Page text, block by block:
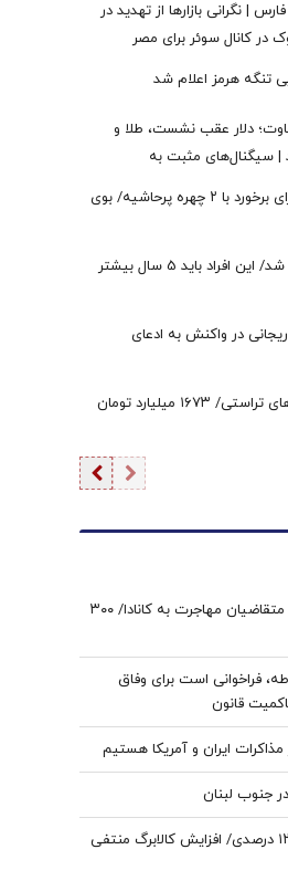
| نگرانی بازارها از تهدید در
در کانال سوئر برای مصر
تنگه هرمز اعلام شد
دلار عقب نشست، طلا و
| سیگنال‌های مثبت به
درخواست جمهوری اسلامی برای برخورد با ۲ چهره پرحاشیه/ بوی
قانون جدید بازنشستگی اعلام شد/ این افراد باید 5 سال بیشتر
در واکنش به ادعای
توقیف گسترده اموال شرکت‌های تراستی/ ۱۶۷۳ میلیارد تومان
کلاهبرداری چهار همتی یک باند از متقاضیان مهاجرت به کانادا/ ۳۰۰
فراخوانی است برای وفاق
قانون
مذاکرات ایران و آمریکا هستیم
جنوب لبنان
یک میلیون تومان در برابر تورم ۱۲۸ درصدی/ افزایش کالابرگ منتفی